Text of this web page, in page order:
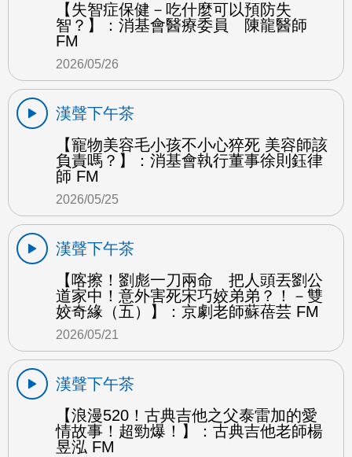
【失智症保健－吃什麼可以預防失
智？】：消基會醫療委員 陳龍醫師
FM
2026/05/26
漢聲下午茶
【寵物美容毛小孩不小心猝死 美容師該
負責嗎？】：消基會執行董事徐則鈺律
師 FM
2026/05/25
漢聲下午茶
【喀擦！劉彪一刀兩命 把人頭丟劉公
道家中！意外害死宋巧姣弟弟？！－雙
姣奇緣（五）】：京劇老師蘇蓓芸 FM
2026/05/21
漢聲下午茶
【浪漫520！古典吉他之父泰雷加的愛
情故事！超勁爆！】：古典吉他老師楊
昱泓 FM